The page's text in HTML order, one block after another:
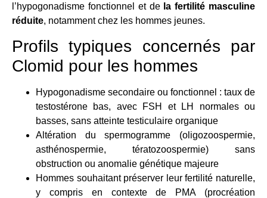
l’hypogonadisme fonctionnel et de la fertilité masculine
réduite, notamment chez les hommes jeunes.
Profils typiques concernés par
Clomid pour les hommes
Hypogonadisme secondaire ou fonctionnel : taux de
testostérone bas, avec FSH et LH normales ou
basses, sans atteinte testiculaire organique
Altération du spermogramme (oligozoospermie,
asthénospermie, tératozoospermie) sans
obstruction ou anomalie génétique majeure
Hommes souhaitant préserver leur fertilité naturelle,
y compris en contexte de PMA (procréation